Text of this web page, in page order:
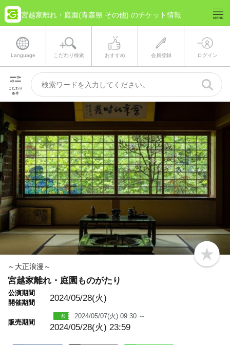
宮越家離れ・庭園(青森県 その他) のチケット情報
Language こだわり検索 おすすめ 会員登録 ログイン
こだわり
条件
b
o
～大正浪漫～
宮越家離れ・庭園ものがたり
公演期間
開催期間
2024/05/28(火)
販売期間
2024/05/07(火) 09:30 ～
2024/05/28(火) 23:59